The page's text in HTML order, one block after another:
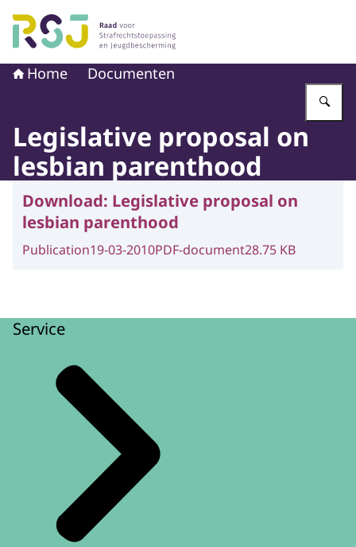
Naar de homepage van Raad voor
Home Documenten
Legislative proposal on
lesbian parenthood
Download: Legislative proposal on
lesbian parenthood
Publication19-03-2010PDF-document28.75 KB
Service